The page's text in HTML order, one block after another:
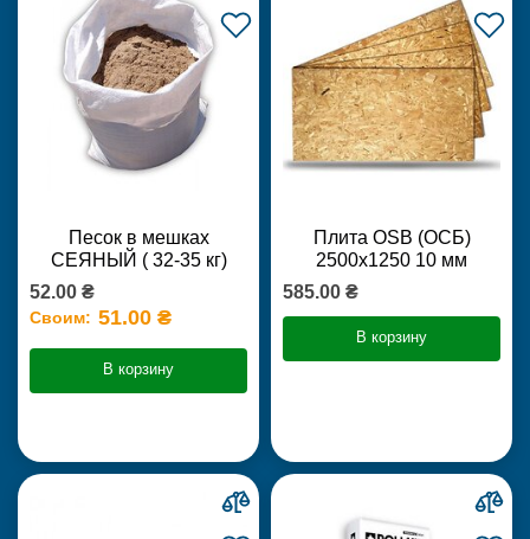
Песок в мешках
СЕЯНЫЙ ( 32-35 кг)
52.00 ₴
Своим: 51.00 ₴
В корзину
Плита OSB (ОСБ)
2500х1250 10 мм
585.00 ₴
В корзину